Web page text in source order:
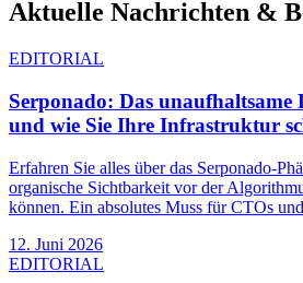
Aktuelle Nachrichten &
EDITORIAL
Serponado: Das unaufhaltsame
und wie Sie Ihre Infrastruktur
Erfahren Sie alles über das Serponado-
organische Sichtbarkeit vor der
können. Ein absolutes Muss für CTOs
12. Juni 2026
EDITORIAL